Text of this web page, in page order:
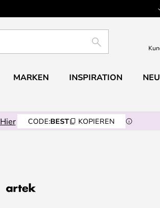
SUCHE
MARKEN INSPIRATION NEU
Hier CODE:BEST KOPIEREN